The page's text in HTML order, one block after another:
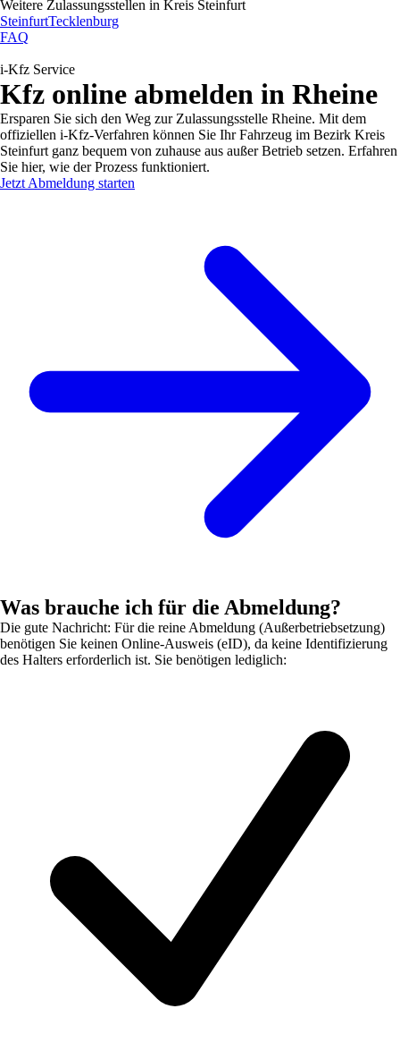
Weitere Zulassungsstellen in Kreis Steinfurt
SteinfurtTecklenburg
FAQ
i-Kfz Service
Kfz online abmelden in Rheine
Ersparen Sie sich den Weg zur Zulassungsstelle Rheine. Mit dem
offiziellen i-Kfz-Verfahren können Sie Ihr Fahrzeug im Bezirk Kreis
Steinfurt ganz bequem von zuhause aus außer Betrieb setzen. Erfahren
Sie hier, wie der Prozess funktioniert.
Jetzt Abmeldung starten
Was brauche ich für die Abmeldung?
Die gute Nachricht: Für die reine Abmeldung (Außerbetriebsetzung)
benötigen Sie keinen Online-Ausweis (eID), da keine Identifizierung
des Halters erforderlich ist. Sie benötigen lediglich: